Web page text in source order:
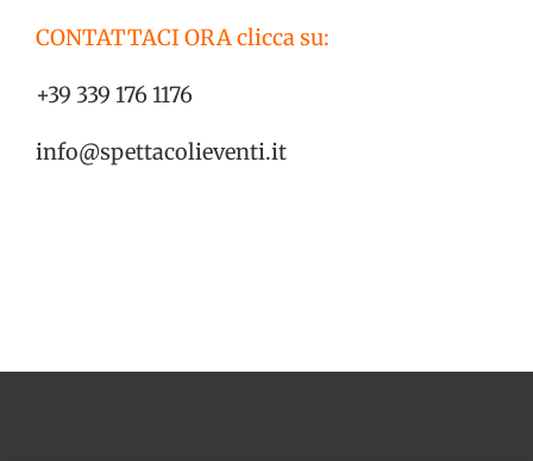
CONTATTACI ORA clicca su:
+39 339 176 1176
info@spettacolieventi.it